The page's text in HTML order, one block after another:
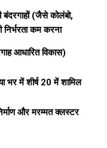
बंदरगाहों (जैसे कोलंबो,
कम करना
आधारित विकास)
भर में शीर्ष 20 में शामिल
और मरम्मत क्लस्टर